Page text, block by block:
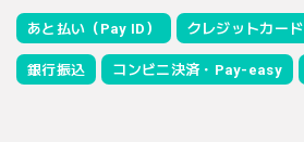
あと払い（Pay ID） クレジットカード
銀行振込 コンビニ決済・Pay-easy